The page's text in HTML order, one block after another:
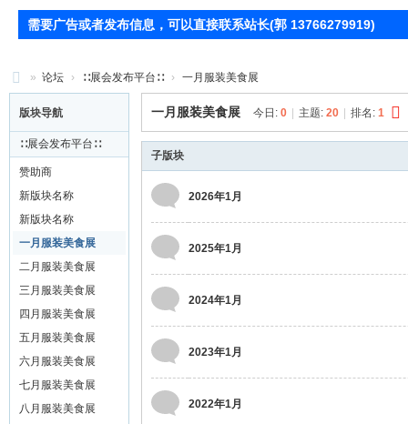
需要广告或者发布信息，可以直接联系站长(郭 13766279919)
71
0
服
玉
石
展
销
会
» 论坛 › ∷展会发布平台∷ › 一月服装美食展
版块导航
∷展会发布平台∷
赞助商
新版块名称
新版块名称
一月服装美食展
二月服装美食展
三月服装美食展
四月服装美食展
五月服装美食展
六月服装美食展
七月服装美食展
八月服装美食展
一月服装美食展 今日: 0 | 主题: 20 | 排名: 1
子版块
2026年1月
2025年1月
2024年1月
2023年1月
2022年1月